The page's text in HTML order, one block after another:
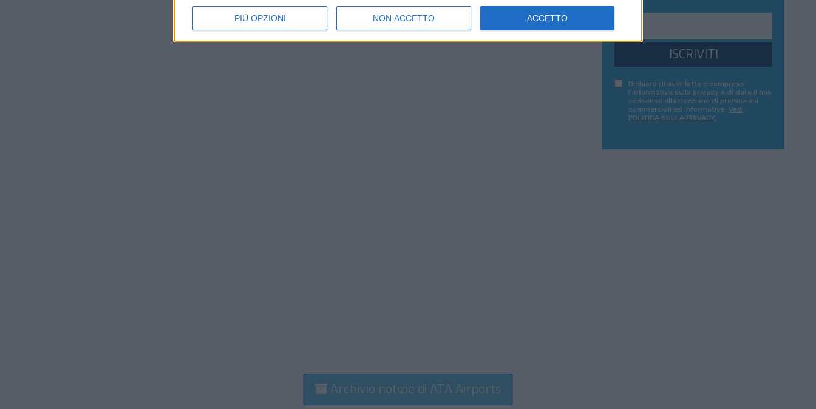
PIÙ OPZIONI NON ACCETTO ACCETTO
ISCRIVITI
Dichiaro di aver letto e compreso
l'informativa sulla privacy e di dare il mio
consenso alla ricezione di promozioni
commerciali ed informative. Vedi
POLITICA SULLA PRIVACY.
Archivio notizie di ATA Airports